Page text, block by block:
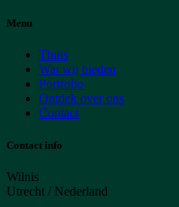
Menu
Thuis
Wat wij bieden
Portfolio
Ontdek over ons
Contact
Contact info
Wilnis
Utrecht / Nederland